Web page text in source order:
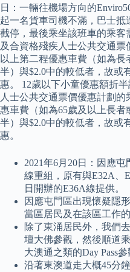
日：一輛往機場方向的
起一名貨車司機不滿，巴士
截停，最後乘坐該班車的乘
及合資格殘疾人士公共交通
以上第二程優惠車費（如為
半）與$2.0中的較低者，故或
惠。 12歲以下小童優惠額折
人士公共交通票價優惠計劃
惠車費（如為65歲及以上長
半）與$2.0中的較低者，故或
惠。
2021年6月20日：因應
線重組，原有與E32A、
日開辦的E36A線提供。
因應屯門區出現懷疑隱
當區居民及在該區工作
除了東涌居民外，我們
壇大佛參觀，然後順道
大澳通之類的Day Pass參
沿著東澳道走大概45分